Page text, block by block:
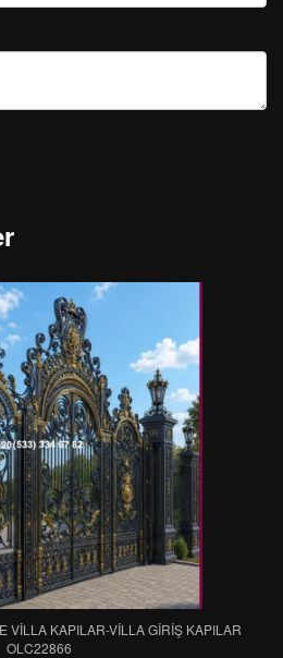
VİLLA KAPILAR-VİLLA GİRİŞ KAPILAR
OLC22866